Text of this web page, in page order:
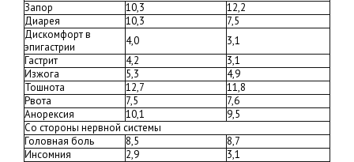
Запор
10,3
12,2
Диарея
10,3
7,5
Дискомфорт в
эпигастрии
4,0
3,1
Гастрит
4,2
3,1
Изжога
5,3
4,9
Тошнота
12,7
11,8
Рвота
7,5
7,6
Анорексия
10,1
9,5
Со стороны нервной системы
Головная боль
8,5
8,7
Инсомния
2,9
3,1